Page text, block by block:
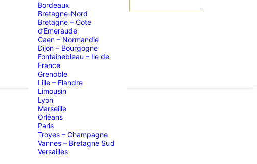
Bordeaux
Bretagne-Nord
Bretagne – Cote
d’Emeraude
Caen – Normandie
Dijon – Bourgogne
Fontainebleau – Ile de
France
Grenoble
Lille – Flandre
Limousin
Lyon
Marseille
Orléans
Paris
Troyes – Champagne
Vannes – Bretagne Sud
Versailles